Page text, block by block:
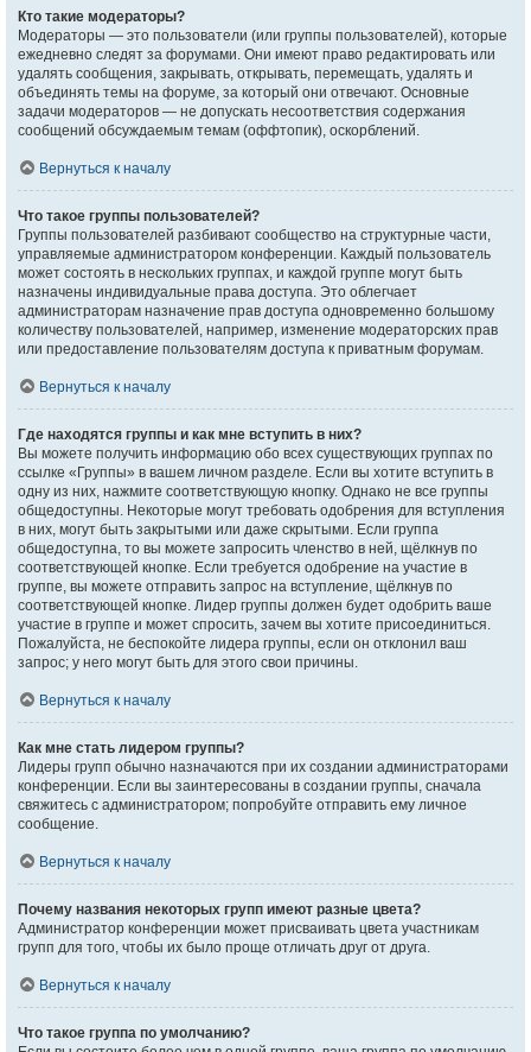
Кто такие модераторы?
Модераторы — это пользователи (или группы пользователей), которые
ежедневно следят за форумами. Они имеют право редактировать или
удалять сообщения, закрывать, открывать, перемещать, удалять и
объединять темы на форуме, за который они отвечают. Основные
задачи модераторов — не допускать несоответствия содержания
сообщений обсуждаемым темам (оффтопик), оскорблений.
Вернуться к началу
Что такое группы пользователей?
Группы пользователей разбивают сообщество на структурные части,
управляемые администратором конференции. Каждый пользователь
может состоять в нескольких группах, и каждой группе могут быть
назначены индивидуальные права доступа. Это облегчает
администраторам назначение прав доступа одновременно большому
количеству пользователей, например, изменение модераторских прав
или предоставление пользователям доступа к приватным форумам.
Вернуться к началу
Где находятся группы и как мне вступить в них?
Вы можете получить информацию обо всех существующих группах по
ссылке «Группы» в вашем личном разделе. Если вы хотите вступить в
одну из них, нажмите соответствующую кнопку. Однако не все группы
общедоступны. Некоторые могут требовать одобрения для вступления
в них, могут быть закрытыми или даже скрытыми. Если группа
общедоступна, то вы можете запросить членство в ней, щёлкнув по
соответствующей кнопке. Если требуется одобрение на участие в
группе, вы можете отправить запрос на вступление, щёлкнув по
соответствующей кнопке. Лидер группы должен будет одобрить ваше
участие в группе и может спросить, зачем вы хотите присоединиться.
Пожалуйста, не беспокойте лидера группы, если он отклонил ваш
запрос; у него могут быть для этого свои причины.
Вернуться к началу
Как мне стать лидером группы?
Лидеры групп обычно назначаются при их создании администраторами
конференции. Если вы заинтересованы в создании группы, сначала
свяжитесь с администратором; попробуйте отправить ему личное
сообщение.
Вернуться к началу
Почему названия некоторых групп имеют разные цвета?
Администратор конференции может присваивать цвета участникам
групп для того, чтобы их было проще отличать друг от друга.
Вернуться к началу
Что такое группа по умолчанию?